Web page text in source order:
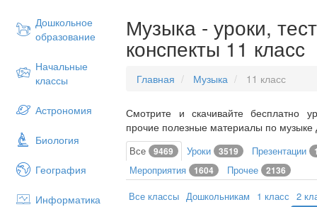
Дошкольное
образование
Начальные
классы
Астрономия
Биология
География
Информатика
Музыка - уроки,
конспекты 11 класс
Главная Музыка 11 класс
Смотрите и скачивайте бесплатно
прочие полезные материалы по музыке
Все 9469 Уроки 3519 Презентации
Мероприятия 1604 Прочее 2136
Все классы Дошкольникам 1 класс 2